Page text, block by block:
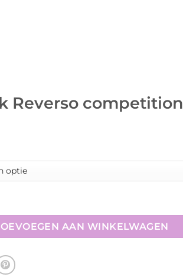
Reverso competition
competition aantal
AAN WINKELWAGEN